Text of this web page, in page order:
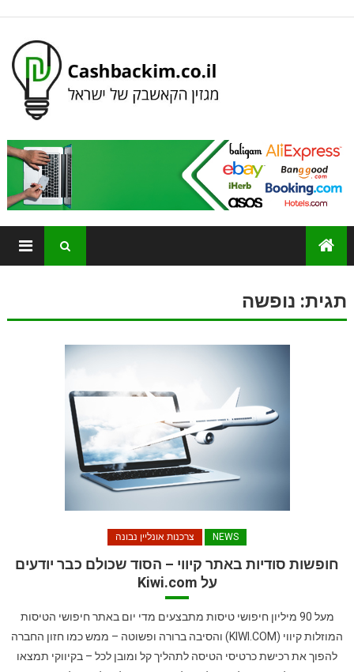
תגית: נופשה
NEWS צרכנות אונליין נבונה
חופשות סודיות באתר קיווי – הסוד שכולם כבר יודעים
על Kiwi.com
מעל 90 מיליון חיפושי טיסות מתבצעים מדי יום באתר חיפושי הטיסות
המוזלות קיווי (KIWI.COM) והסיבה ברורה ופשוטה – ממש כמו חזון החברה
להפוך את רכישת כרטיסי הטיסה לתהליך קל ומובן לכל – בקיווקי תמצאו